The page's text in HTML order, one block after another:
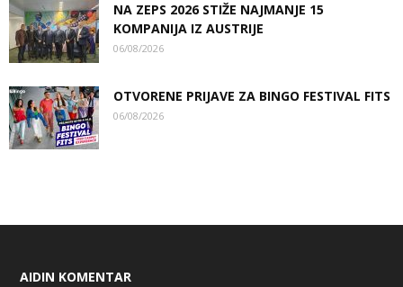
NA ZEPS 2026 STIŽE NAJMANJE 15
KOMPANIJA IZ AUSTRIJE
06/08/2026
OTVORENE PRIJAVE ZA BINGO FESTIVAL FITS
06/08/2026
AIDIN KOMENTAR